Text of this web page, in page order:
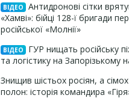
ВІДЕО
Антидронові сітки
«Хамві»: бійці 128-ї бригади
російської «Молнії»
ВІДЕО
ГУР нищать російську
та логістику на Запорізькому
Знищив шістьох росіян, а
полон: історія командира